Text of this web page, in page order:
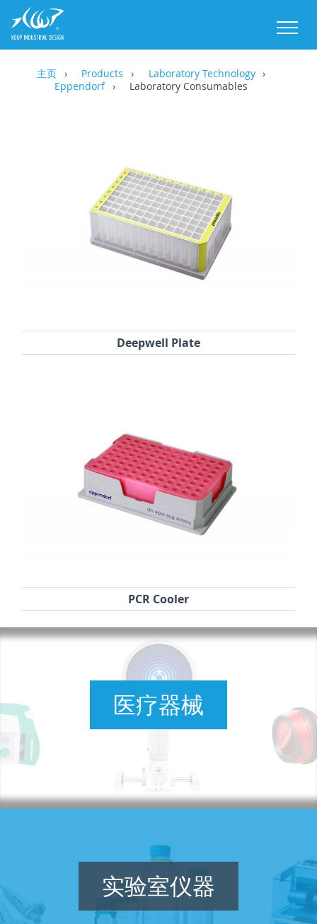
主页 Products
Laboratory Technology
Eppendorf
Laboratory Consumables
Deepwell Plate
PCR Cooler
医疗器械
实验室仪器